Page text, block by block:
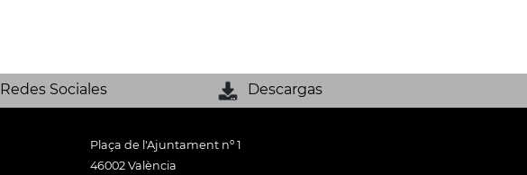
Redes Sociales Descargas
Plaça de l'Ajuntament nº 1
46002 València